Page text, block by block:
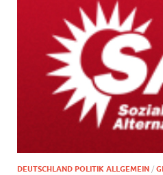
DEUTSCHLAND POLITIK ALLGEMEIN /